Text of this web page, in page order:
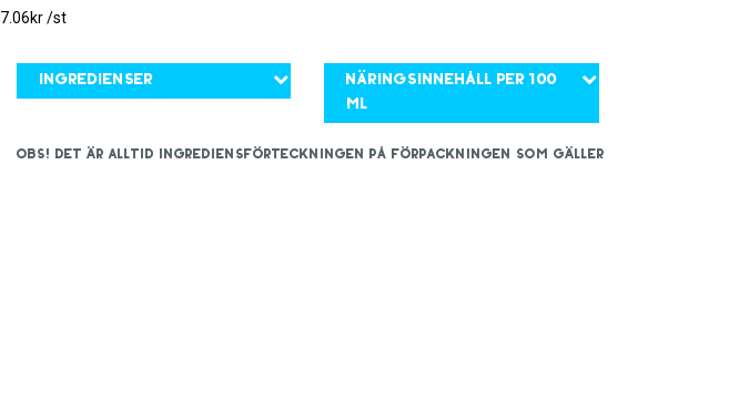
7.06kr /st
Ingredienser
Näringsinnehåll per 100
ml
OBS! Det är alltid ingrediensförteckningen på förpackningen som gäller